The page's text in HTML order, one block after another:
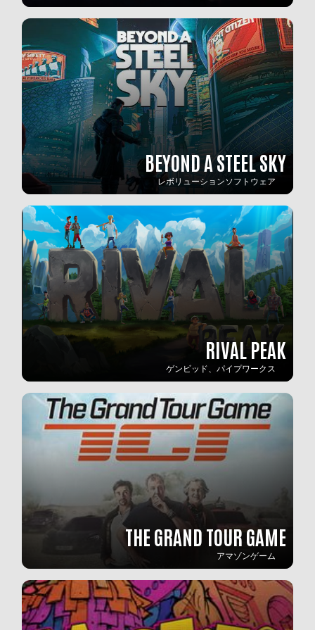
BEYOND A STEEL SKY
レボリューションソフトウェア
RIVAL PEAK
ゲンビッド、パイプワークス
THE GRAND TOUR GAME
アマゾンゲーム